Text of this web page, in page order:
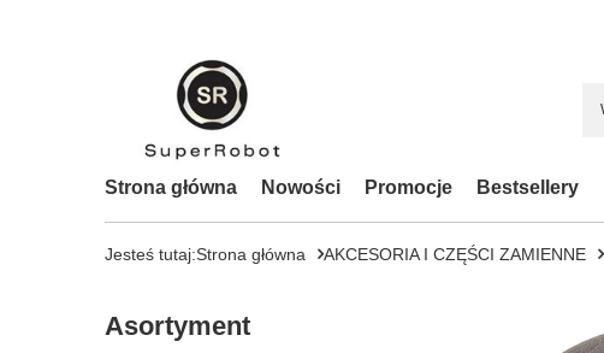
Strona główna Nowości Promocje Bestsellery
Jesteś tutaj:Strona główna AKCESORIA I CZĘŚCI ZAMIENNE
Asortyment